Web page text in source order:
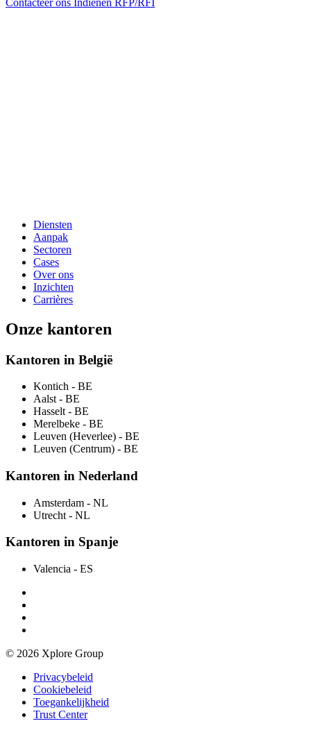
Diensten
Aanpak
Sectoren
Cases
Over ons
Inzichten
Carrières
Onze kantoren
Kantoren in België
Kontich - BE
Aalst - BE
Hasselt - BE
Merelbeke - BE
Leuven (Heverlee) - BE
Leuven (Centrum) - BE
Kantoren in Nederland
Amsterdam - NL
Utrecht - NL
Kantoren in Spanje
Valencia - ES
© 2026 Xplore Group
Privacybeleid
Cookiebeleid
Toegankelijkheid
Trust Center